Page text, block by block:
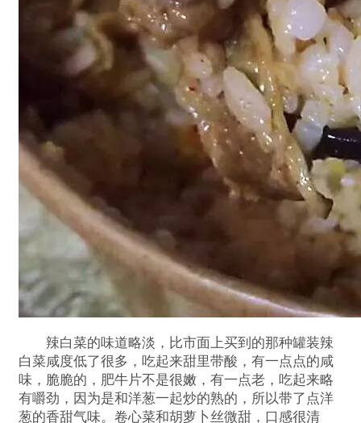
辣白菜的味道略淡，比市面上买到的那种罐装辣
白菜咸度低了很多，吃起来甜里带酸，有一点点的咸
味，脆脆的，肥牛片不是很嫩，有一点老，吃起来略
有嚼劲，因为是和洋葱一起炒的熟的，所以带了点洋
葱的香甜气味。卷心菜和胡萝卜丝微甜，口感很清